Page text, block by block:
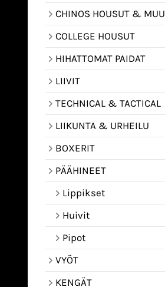
CHINOS HOUSUT & MUUT HOUSUT
COLLEGE HOUSUT
HIHATTOMAT PAIDAT
LIIVIT
TECHNICAL & TACTICAL
LIIKUNTA & URHEILU
BOXERIT
PÄÄHINEET
Lippikset
Huivit
Pipot
VYÖT
KENGÄT